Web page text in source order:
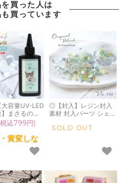
買った人は
買っています
大容量UV-LED
まさるの涙
透明 70g 初心
ーティング
変しない 高品
猫 UVレジン
すすめ
込799円)
黄変しな
◎【封入】レジン封入
素材 封入パーツ シェイ
ーラ 蝶 桜 花 シェル ブ
SOLD OUT